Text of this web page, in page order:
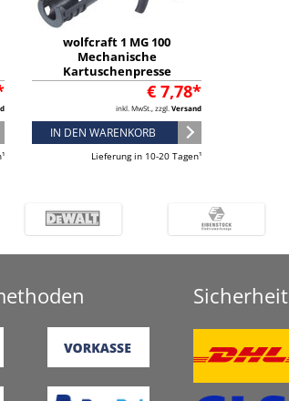
wolfcraft 1 MG 100
Mechanische
Kartuschenpresse
€ 7,78*
inkl. MwSt., zzgl. Versand
IN DEN WARENKORB
Lieferung in 10-20 Tagen¹
Sicherheit